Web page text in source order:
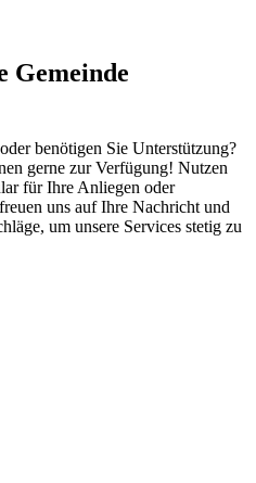
Gemeinde
benötigen Sie Unterstützung?
gerne zur Verfügung! Nutzen
für Ihre Anliegen oder
uns auf Ihre Nachricht und
um unsere Services stetig zu